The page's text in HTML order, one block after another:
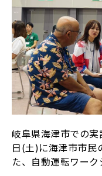
岐阜県海津市での
日(土)に海津市市民
た、自動運転ワーク